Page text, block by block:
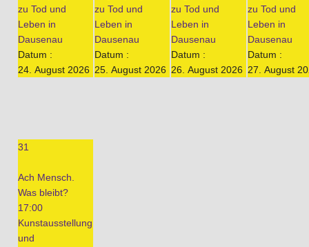
zu Tod und
Leben in
Dausenau
Datum :
24. August 2026
zu Tod und
Leben in
Dausenau
Datum :
25. August 2026
zu Tod und
Leben in
Dausenau
Datum :
26. August 2026
zu Tod und
Leben in
Dausenau
Datum :
27. August
31
Ach Mensch.
Was bleibt?
17:00
Kunstausstellung
und